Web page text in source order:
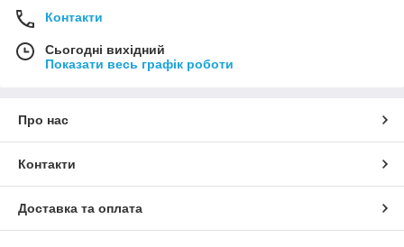
Контакти
Сьогодні вихідний
Показати весь графік роботи
Про нас
Контакти
Доставка та оплата